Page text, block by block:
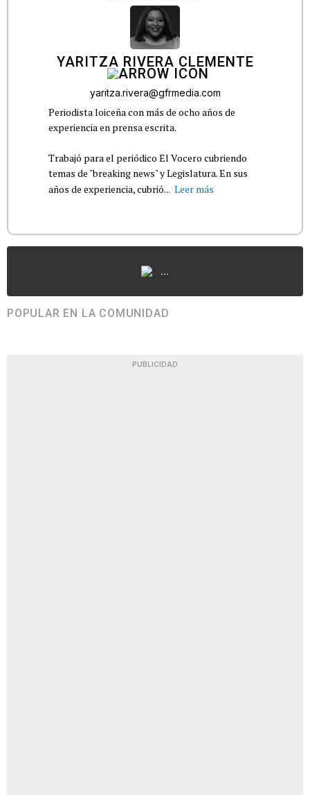
YARITZA RIVERA CLEMENTE
yaritza.rivera@gfrmedia.com
Periodista loiceña con más de ocho años de
experiencia en prensa escrita.
Trabajó para el periódico El Vocero cubriendo
temas de "breaking news" y Legislatura. En sus
años de experiencia, cubrió... Leer más
...
POPULAR EN LA COMUNIDAD
PUBLICIDAD